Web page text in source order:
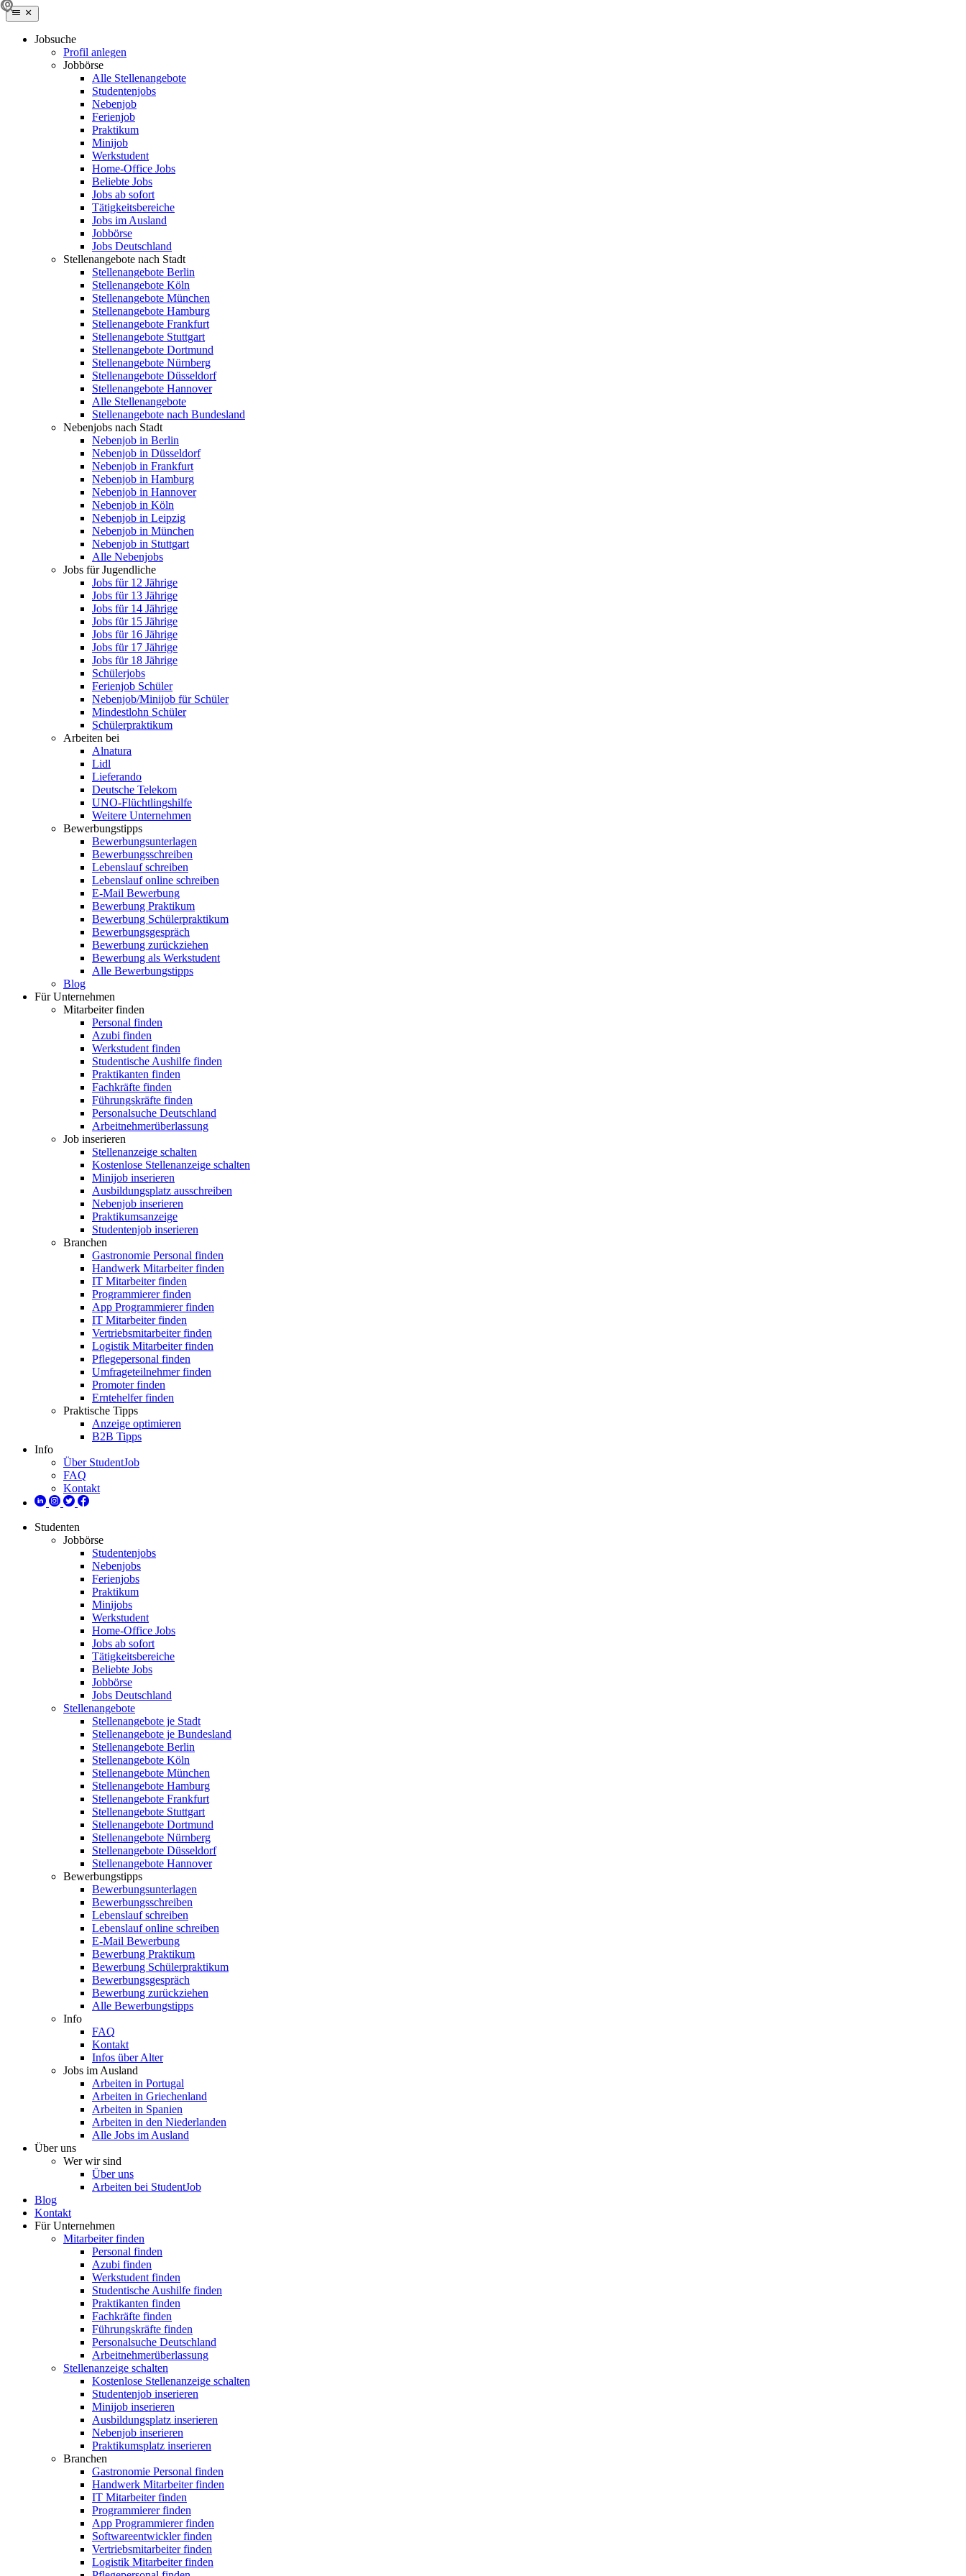
Jobsuche
Profil anlegen
Jobbörse
Alle Stellenangebote
Studentenjobs
Nebenjob
Ferienjob
Praktikum
Minijob
Werkstudent
Home-Office Jobs
Beliebte Jobs
Jobs ab sofort
Tätigkeitsbereiche
Jobs im Ausland
Jobbörse
Jobs Deutschland
Stellenangebote nach Stadt
Stellenangebote Berlin
Stellenangebote Köln
Stellenangebote München
Stellenangebote Hamburg
Stellenangebote Frankfurt
Stellenangebote Stuttgart
Stellenangebote Dortmund
Stellenangebote Nürnberg
Stellenangebote Düsseldorf
Stellenangebote Hannover
Alle Stellenangebote
Stellenangebote nach Bundesland
Nebenjobs nach Stadt
Nebenjob in Berlin
Nebenjob in Düsseldorf
Nebenjob in Frankfurt
Nebenjob in Hamburg
Nebenjob in Hannover
Nebenjob in Köln
Nebenjob in Leipzig
Nebenjob in München
Nebenjob in Stuttgart
Alle Nebenjobs
Jobs für Jugendliche
Jobs für 12 Jährige
Jobs für 13 Jährige
Jobs für 14 Jährige
Jobs für 15 Jährige
Jobs für 16 Jährige
Jobs für 17 Jährige
Jobs für 18 Jährige
Schülerjobs
Ferienjob Schüler
Nebenjob/Minijob für Schüler
Mindestlohn Schüler
Schülerpraktikum
Arbeiten bei
Alnatura
Lidl
Lieferando
Deutsche Telekom
UNO-Flüchtlingshilfe
Weitere Unternehmen
Bewerbungstipps
Bewerbungsunterlagen
Bewerbungsschreiben
Lebenslauf schreiben
Lebenslauf online schreiben
E-Mail Bewerbung
Bewerbung Praktikum
Bewerbung Schülerpraktikum
Bewerbungsgespräch
Bewerbung zurückziehen
Bewerbung als Werkstudent
Alle Bewerbungstipps
Blog
Für Unternehmen
Mitarbeiter finden
Personal finden
Azubi finden
Werkstudent finden
Studentische Aushilfe finden
Praktikanten finden
Fachkräfte finden
Führungskräfte finden
Personalsuche Deutschland
Arbeitnehmerüberlassung
Job inserieren
Stellenanzeige schalten
Kostenlose Stellenanzeige schalten
Minijob inserieren
Ausbildungsplatz ausschreiben
Nebenjob inserieren
Praktikumsanzeige
Studentenjob inserieren
Branchen
Gastronomie Personal finden
Handwerk Mitarbeiter finden
IT Mitarbeiter finden
Programmierer finden
App Programmierer finden
IT Mitarbeiter finden
Vertriebsmitarbeiter finden
Logistik Mitarbeiter finden
Pflegepersonal finden
Umfrageteilnehmer finden
Promoter finden
Erntehelfer finden
Praktische Tipps
Anzeige optimieren
B2B Tipps
Info
Über StudentJob
FAQ
Kontakt
Studenten
Jobbörse
Studentenjobs
Nebenjobs
Ferienjobs
Praktikum
Minijobs
Werkstudent
Home-Office Jobs
Jobs ab sofort
Tätigkeitsbereiche
Beliebte Jobs
Jobbörse
Jobs Deutschland
Stellenangebote
Stellenangebote je Stadt
Stellenangebote je Bundesland
Stellenangebote Berlin
Stellenangebote Köln
Stellenangebote München
Stellenangebote Hamburg
Stellenangebote Frankfurt
Stellenangebote Stuttgart
Stellenangebote Dortmund
Stellenangebote Nürnberg
Stellenangebote Düsseldorf
Stellenangebote Hannover
Bewerbungstipps
Bewerbungsunterlagen
Bewerbungsschreiben
Lebenslauf schreiben
Lebenslauf online schreiben
E-Mail Bewerbung
Bewerbung Praktikum
Bewerbung Schülerpraktikum
Bewerbungsgespräch
Bewerbung zurückziehen
Alle Bewerbungstipps
Info
FAQ
Kontakt
Infos über Alter
Jobs im Ausland
Arbeiten in Portugal
Arbeiten in Griechenland
Arbeiten in Spanien
Arbeiten in den Niederlanden
Alle Jobs im Ausland
Über uns
Wer wir sind
Über uns
Arbeiten bei StudentJob
Blog
Kontakt
Für Unternehmen
Mitarbeiter finden
Personal finden
Azubi finden
Werkstudent finden
Studentische Aushilfe finden
Praktikanten finden
Fachkräfte finden
Führungskräfte finden
Personalsuche Deutschland
Arbeitnehmerüberlassung
Stellenanzeige schalten
Kostenlose Stellenanzeige schalten
Studentenjob inserieren
Minijob inserieren
Ausbildungsplatz inserieren
Nebenjob inserieren
Praktikumsplatz inserieren
Branchen
Gastronomie Personal finden
Handwerk Mitarbeiter finden
IT Mitarbeiter finden
Programmierer finden
App Programmierer finden
Softwareentwickler finden
Vertriebsmitarbeiter finden
Logistik Mitarbeiter finden